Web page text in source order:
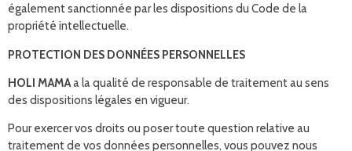
également sanctionnée par les dispositions du Code de la
propriété intellectuelle.
PROTECTION DES DONNÉES PERSONNELLES
HOLI MAMAa la qualité de responsable de traitement au sens
des dispositions légales en vigueur.
Pour exercer vos droits ou poser toute question relative au
traitement de vos données personnelles, vous pouvez nous